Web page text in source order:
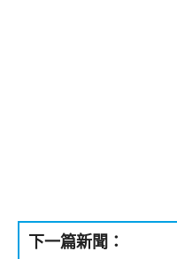
下一篇新聞：